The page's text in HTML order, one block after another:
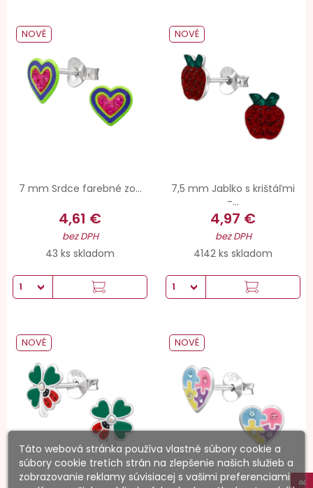
7 mm Srdce farebné zo...
4,61 €
bez DPH
43 ks skladom
NOVÉ
7,5 mm Jablko s krištáľmi
-...
4,97 €
bez DPH
4142 ks skladom
NOVÉ
NOVÉ NOVÉ
Táto webová stránka používa vlastné súbory cookie a
súbory cookie tretích strán na zlepšenie našich služieb a
zobrazovanie reklamy súvisiacej s vašimi preferenciami